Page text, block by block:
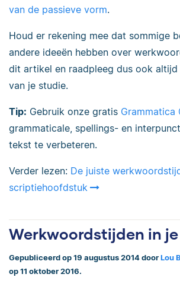
van de passieve vorm.
Houd er rekening mee dat sommige
andere ideeën hebben over
dit artikel en raadpleeg dus ook
van je studie.
Tip: Gebruik onze gratis Grammatica
grammaticale, spellings- en
tekst te verbeteren.
Verder lezen: De juiste
scriptiehoofdstuk
Werkwoordstijden in
Gepubliceerd op 19 augustus 2014 door Lou
op 11 oktober 2016.